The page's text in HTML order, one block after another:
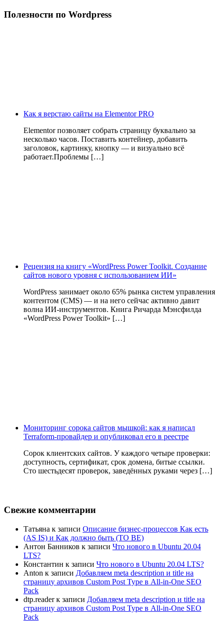
Полезности по Wordpress
Как я верстаю сайты на Elementor PRO
Elementor позволяет собрать страницу буквально за
несколько часов. Поставить контейнер, добавить
заголовок, картинку, кнопку — и визуально всё
работает.Проблемы […]
Рецензия на книгу «WordPress Power Toolkit. Создание
сайтов нового уровня с использованием ИИ»
WordPress занимает около 65% рынка систем управления
контентом (CMS) — и на него сейчас активно давит
волна ИИ‑инструментов. Книга Ричарда Мэнсфилда
«WordPress Power Toolkit» […]
Мониторинг сорока сайтов мышкой: как я написал
Terraform-провайдер и опубликовал его в реестре
Сорок клиентских сайтов. У каждого четыре проверки:
доступность, сертификат, срок домена, битые ссылки.
Сто шестьдесят проверок, заведённых руками через […]
Свежие комментарии
Татьяна к записи Описание бизнес-процессов Как есть
(AS IS) и Как должно быть (TO BE)
Антон Банников к записи Что нового в Ubuntu 20.04
LTS?
Константин к записи Что нового в Ubuntu 20.04 LTS?
Anton к записи Добавляем meta description и title на
страницу архивов Custom Post Type в All-in-One SEO
Pack
dtp.readerк записи Добавляем meta description и title на
страницу архивов Custom Post Type в All-in-One SEO
Pack